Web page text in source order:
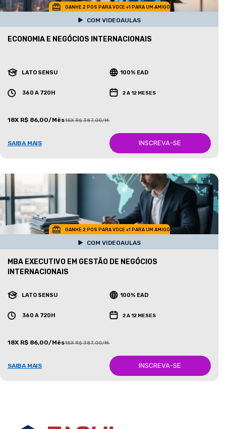
GANHE 2 POS PARA VOCE +1 PARA UM AMIGO
COM VIDEOAULAS
ECONOMIA E NEGÓCIOS INTERNACIONAIS
LATO SENSU 100% EAD
360 A 720H 2 A 12 MESES
18X R$ 86,00/Mês18X R$ 387,00/Mês
SAIBA MAIS INSCREVA-SE
GANHE 2 POS PARA VOCE +1 PARA UM AMIGO
COM VIDEOAULAS
MBA EXECUTIVO EM GESTÃO DE NEGÓCIOS
INTERNACIONAIS
LATO SENSU 100% EAD
360 A 720H 2 A 12 MESES
18X R$ 86,00/Mês18X R$ 387,00/Mês
SAIBA MAIS INSCREVA-SE